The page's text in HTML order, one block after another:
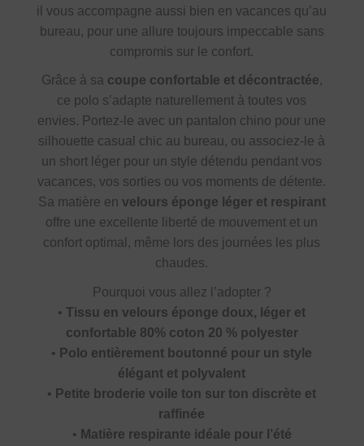
il vous accompagne aussi bien en vacances qu’au
bureau, pour une allure toujours impeccable sans
compromis sur le confort.
Grâce à sa coupe confortable et décontractée,
ce polo s’adapte naturellement à toutes vos
envies. Portez-le avec un pantalon chino pour une
silhouette casual chic au bureau, ou associez-le à
un short léger pour un style détendu pendant vos
vacances, vos sorties ou vos moments de détente.
Sa matière en velours éponge léger et respirant
offre une excellente liberté de mouvement et un
confort optimal, même lors des journées les plus
chaudes.
Pourquoi vous allez l’adopter ?
•Tissu en velours éponge doux, léger et
confortable 80% coton 20 % polyester
• Polo entièrement boutonné pour un style
élégant et polyvalent
• Petite broderie voile ton sur ton discrète et
raffinée
• Matière respirante idéale pour l’été